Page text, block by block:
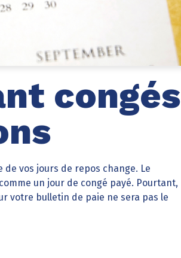
congés
vos jours de repos change. Le
un jour de congé payé. Pourtant,
votre bulletin de paie ne sera pas le